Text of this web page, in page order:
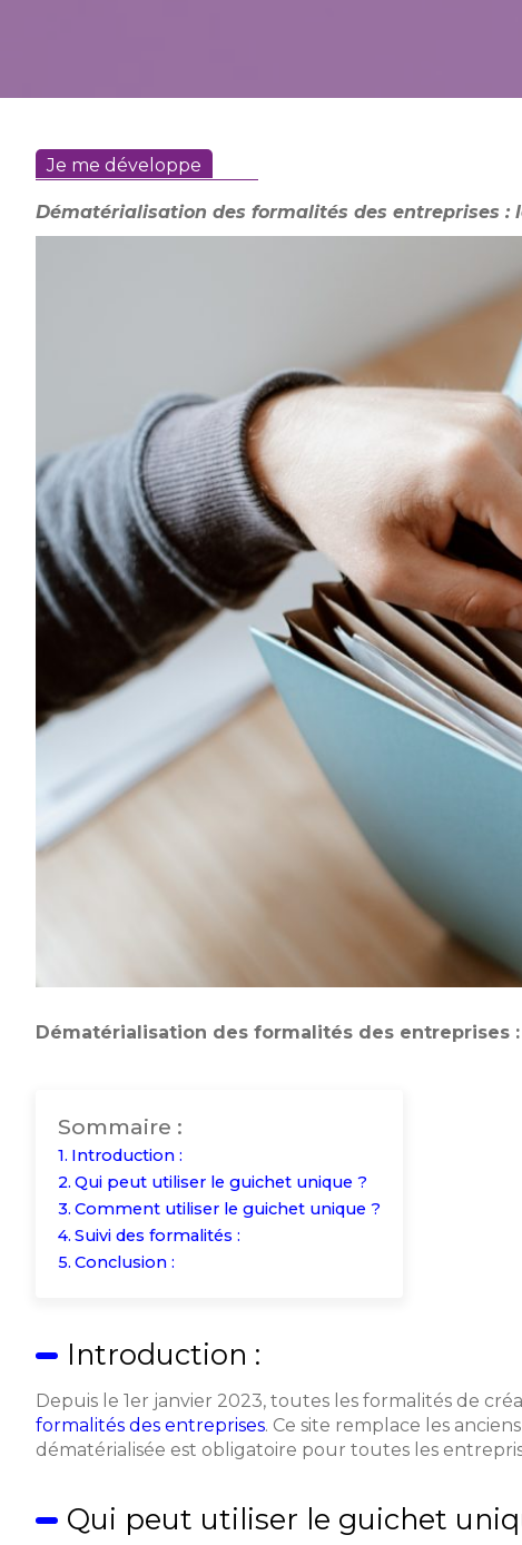
Je me développe
Dématérialisation des formalités des entreprises
Dématérialisation des formalités des
Sommaire :
Introduction :
Qui peut utiliser le guichet unique ?
Comment utiliser le guichet unique ?
Suivi des formalités :
Conclusion :
Introduction :
Depuis le 1er janvier 2023, toutes les formalités de
formalités des entreprises. Ce site remplace les
dématérialisée est obligatoire pour toutes les
Qui peut utiliser le guichet